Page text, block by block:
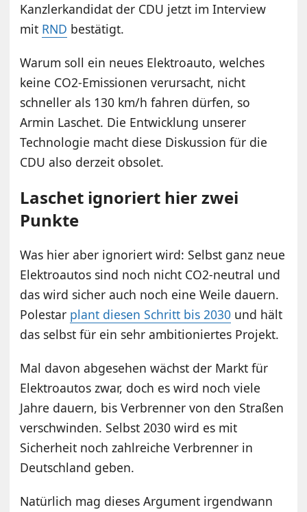
Kanzlerkandidat der CDU jetzt im Interview
mit RND bestätigt.
Warum soll ein neues Elektroauto, welches
keine CO2-Emissionen verursacht, nicht
schneller als 130 km/h fahren dürfen, so
Armin Laschet. Die Entwicklung unserer
Technologie macht diese Diskussion für die
CDU also derzeit obsolet.
Laschet ignoriert hier zwei
Punkte
Was hier aber ignoriert wird: Selbst ganz neue
Elektroautos sind noch nicht CO2-neutral und
das wird sicher auch noch eine Weile dauern.
Polestar plant diesen Schritt bis 2030 und hält
das selbst für ein sehr ambitioniertes Projekt.
Mal davon abgesehen wächst der Markt für
Elektroautos zwar, doch es wird noch viele
Jahre dauern, bis Verbrenner von den Straßen
verschwinden. Selbst 2030 wird es mit
Sicherheit noch zahlreiche Verbrenner in
Deutschland geben.
Natürlich mag dieses Argument irgendwann